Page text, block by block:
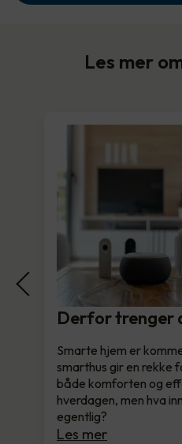
Les mer
Derfor trenger
Smarte hjem er
smarthus gir en rekke
både komforten og
hverdagen, men hva
egentlig?
Les mer